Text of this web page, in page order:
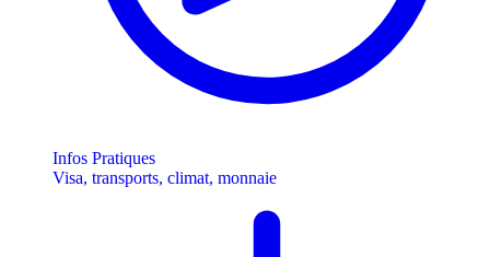
Infos Pratiques
Visa, transports, climat, monnaie